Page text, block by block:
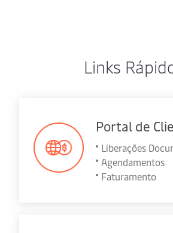
Links
Portal de
Liberações
Agendamentos
Faturamento